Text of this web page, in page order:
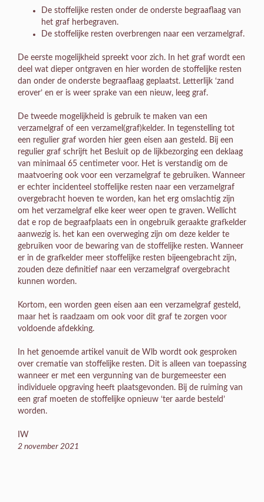
De stoffelijke resten onder de onderste begraaflaag van
het graf herbegraven.
De stoffelijke resten overbrengen naar een verzamelgraf.
De eerste mogelijkheid spreekt voor zich. In het graf wordt een
deel wat dieper ontgraven en hier worden de stoffelijke resten
dan onder de onderste begraaflaag geplaatst. Letterlijk ‘zand
erover’ en er is weer sprake van een nieuw, leeg graf.
De tweede mogelijkheid is gebruik te maken van een
verzamelgraf of een verzamel(graf)kelder. In tegenstelling tot
een regulier graf worden hier geen eisen aan gesteld. Bij een
regulier graf schrijft het Besluit op de lijkbezorging een deklaag
van minimaal 65 centimeter voor. Het is verstandig om de
maatvoering ook voor een verzamelgraf te gebruiken. Wanneer
er echter incidenteel stoffelijke resten naar een verzamelgraf
overgebracht hoeven te worden, kan het erg omslachtig zijn
om het verzamelgraf elke keer weer open te graven. Wellicht
dat e rop de begraafplaats een in ongebruik geraakte grafkelder
aanwezig is. het kan een overweging zijn om deze kelder te
gebruiken voor de bewaring van de stoffelijke resten. Wanneer
er in de grafkelder meer stoffelijke resten bijeengebracht zijn,
zouden deze definitief naar een verzamelgraf overgebracht
kunnen worden.
Kortom, een worden geen eisen aan een verzamelgraf gesteld,
maar het is raadzaam om ook voor dit graf te zorgen voor
voldoende afdekking.
In het genoemde artikel vanuit de Wlb wordt ook gesproken
over crematie van stoffelijke resten. Dit is alleen van toepassing
wanneer er met een vergunning van de burgemeester een
individuele opgraving heeft plaatsgevonden. Bij de ruiming van
een graf moeten de stoffelijke opnieuw ‘ter aarde besteld’
worden.
IW
2 november 2021